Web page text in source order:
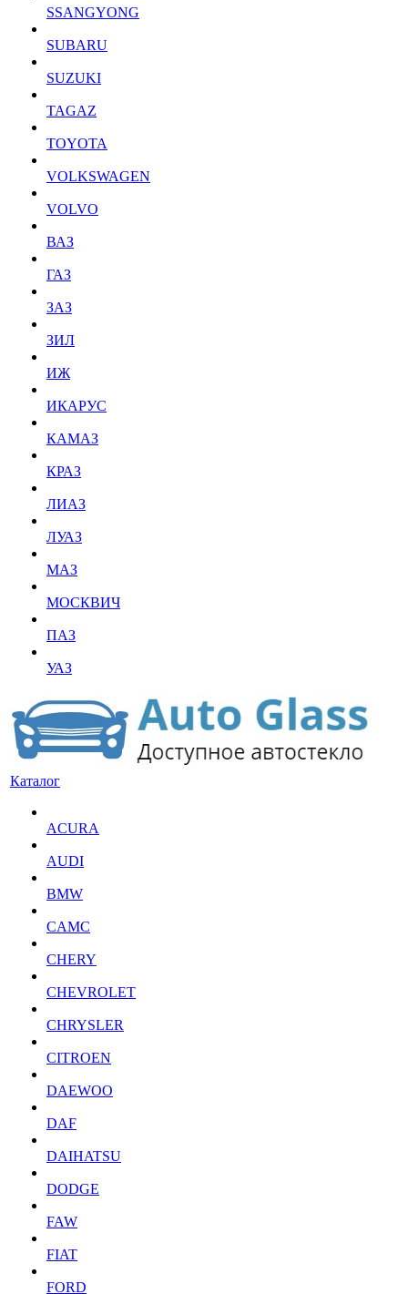
SSANGYONG
SUBARU
SUZUKI
TAGAZ
TOYOTA
VOLKSWAGEN
VOLVO
ВАЗ
ГАЗ
ЗАЗ
ЗИЛ
ИЖ
ИКАРУС
КАМАЗ
КРАЗ
ЛИАЗ
ЛУАЗ
МАЗ
МОСКВИЧ
ПАЗ
УАЗ
Каталог
ACURA
AUDI
BMW
CAMC
CHERY
CHEVROLET
CHRYSLER
CITROEN
DAEWOO
DAF
DAIHATSU
DODGE
FAW
FIAT
FORD